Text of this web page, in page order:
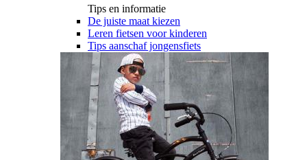
Tips en informatie
De juiste maat kiezen
Leren fietsen voor kinderen
Tips aanschaf jongensfiets